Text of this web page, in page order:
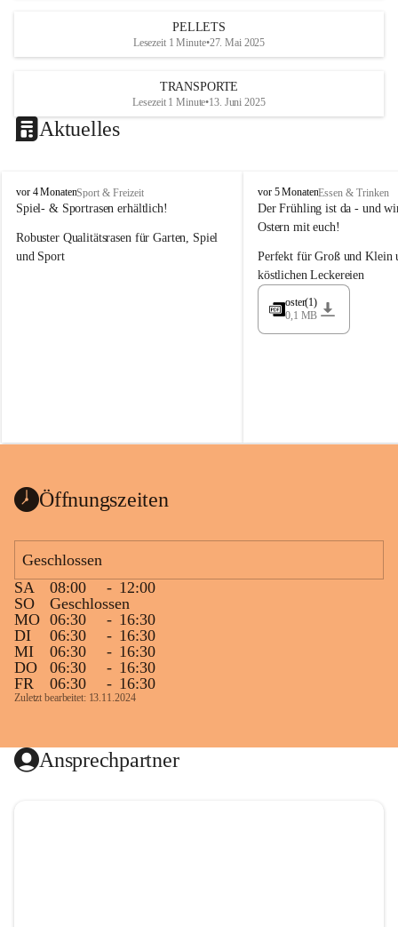
PELLETS
Lesezeit 1 Minute•27. Mai 2025
TRANSPORTE
Lesezeit 1 Minute•13. Juni 2025
Aktuelles
M
a
e
r
vor 4 MonatenSport & Freizeit
Spiel- & Sportrasen erhältlich!
Robuster Qualitätsrasen für Garten, Spiel
und Sport
M
a
y
r
G
ü
e
vor 5 MonatenEssen & Trinken
Der Frühling ist da - und
Ostern mit euch!
Perfekt für Groß und Klein
köstlichen Leckereien
oster(1)
0,1 MB
Öffnungszeiten
Geschlossen
SA
08:00 - 12:00
SO
Geschlossen
MO 06:30 - 16:30
DI
06:30 - 16:30
MI
06:30 - 16:30
DO
06:30 - 16:30
FR
06:30 - 16:30
Zuletzt bearbeitet: 13.11.2024
Ansprechpartner